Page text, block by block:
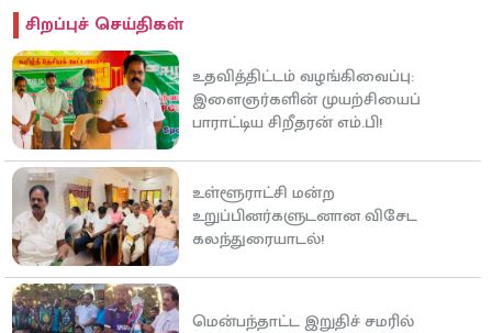
சிறப்புச் செய்திகள்
உதவித்திட்டம் வழங்கிவைப்பு:
இளைஞர்களின் முயற்சியைப்
பாராட்டிய சிறீதரன் எம்.பி!
உள்ளூராட்சி மன்ற
உறுப்பினர்களுடனான விசேட
கலந்துரையாடல்!
மென்பந்தாட்ட இறுதிச் சமரில்